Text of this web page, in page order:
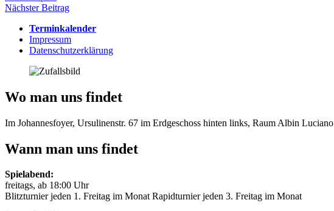
Nächster Beitrag
Terminkalender
Impressum
Datenschutzerklärung
Wo man uns findet
Im Johannesfoyer, Ursulinenstr. 67 im Erdgeschoss hinten links, Raum Albin Luciano
Wann man uns findet
Spielabend:
freitags, ab 18:00 Uhr
Blitzturnier jeden 1. Freitag im Monat Rapidturnier jeden 3. Freitag im Monat